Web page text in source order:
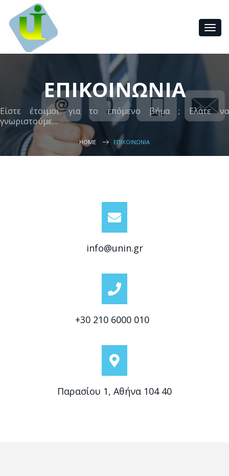
ΕΠΙΚΟΙΝΩΝΙΑ
Είστε έτοιμοι για το επόμενο βήμα ; Ελάτε να
γνωριστούμε…
HOME ΕΠΙΚΟΙΝΩΝΙΑ
info@unin.gr
+30 210 6000 010
Παρασίου 1, Αθήνα 104 40